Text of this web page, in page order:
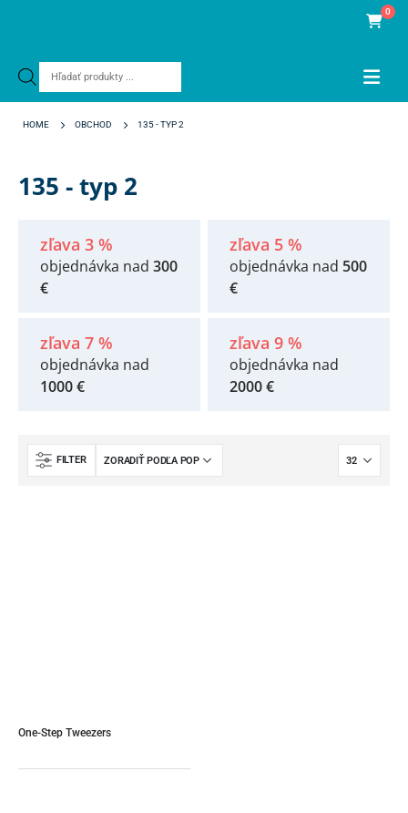
Products
0
HOME OBCHOD 135 - TYP 2
135 - typ 2
zľava 3 %
objednávka nad 300
€
zľava 5 %
objednávka nad 500
€
zľava 7 %
objednávka nad
1000 €
zľava 9 %
objednávka nad
2000 €
FILTER
One-Step Tweezers